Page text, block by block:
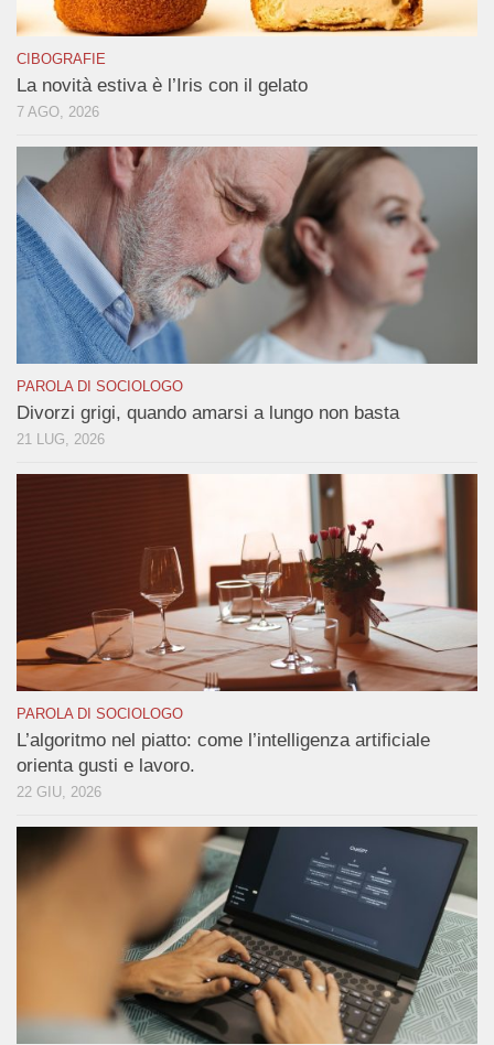
CIBOGRAFIE
La novità estiva è l’Iris con il gelato
7 AGO, 2026
PAROLA DI SOCIOLOGO
Divorzi grigi, quando amarsi a lungo non basta
21 LUG, 2026
PAROLA DI SOCIOLOGO
L’algoritmo nel piatto: come l’intelligenza artificiale
orienta gusti e lavoro.
22 GIU, 2026